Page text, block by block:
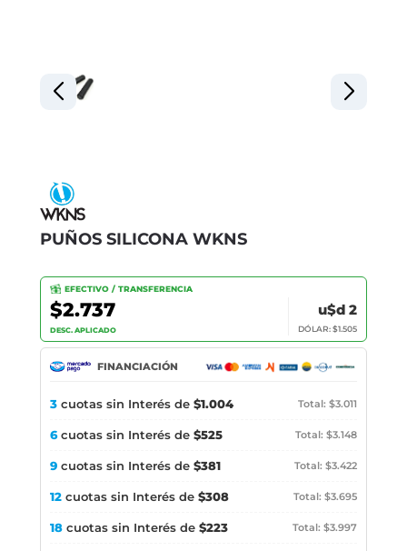
PUÑOS SILICONA WKNS
EFECTIVO / TRANSFERENCIA
$2.737
DESC. APLICADO
u$d 2
DÓLAR: $1.505
FINANCIACIÓN
3 cuotas sin Interés de $1.004 Total: $3.011
6cuotas sin Interés de $525 Total: $3.148
9 cuotas sin Interés de $381 Total: $3.422
12 cuotas sin Interés de $308 Total: $3.695
18 cuotas sin Interés de $223 Total: $3.997